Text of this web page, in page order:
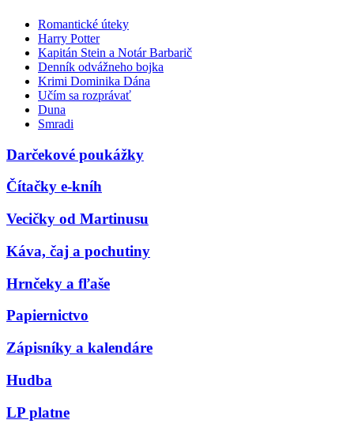
Romantické úteky
Harry Potter
Kapitán Stein a Notár Barbarič
Denník odvážneho bojka
Krimi Dominika Dána
Učím sa rozprávať
Duna
Smradi
Darčekové poukážky
Čítačky e-kníh
Vecičky od Martinusu
Káva, čaj a pochutiny
Hrnčeky a fľaše
Papiernictvo
Zápisníky a kalendáre
Hudba
LP platne